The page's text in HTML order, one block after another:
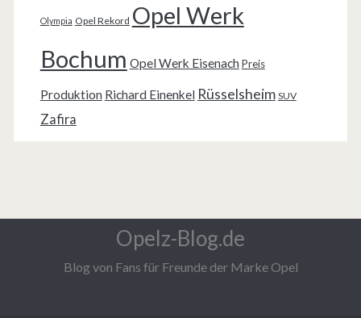
Olympia Opel Rekord Opel Werk
Bochum Opel Werk Eisenach Preis
Produktion Richard Einenkel Rüsselsheim SUV
Zafira
Opelz-Blog.de
Blog von Fans für Freunde der Marke Opel